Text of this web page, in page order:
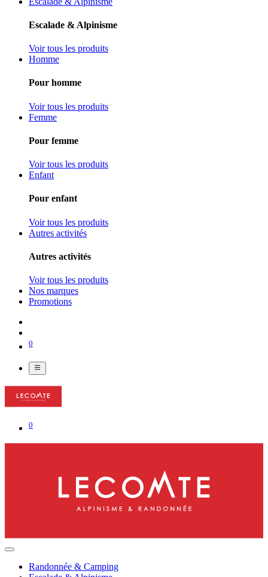
Escalade & Alpinisme
Voir tous les produits
Homme
Pour homme
Voir tous les produits
Femme
Pour femme
Voir tous les produits
Enfant
Pour enfant
Voir tous les produits
Autres activités
Autres activités
Voir tous les produits
Nos marques
Promotions
0
0
Randonnée & Camping